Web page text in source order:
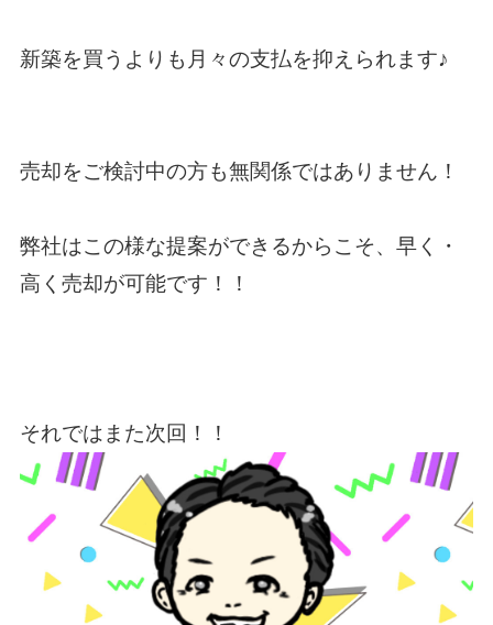
新築を買うよりも月々の支払を抑えられます♪
売却をご検討中の方も無関係ではありません！
弊社はこの様な提案ができるからこそ、早く・
高く売却が可能です！！
それではまた次回！！